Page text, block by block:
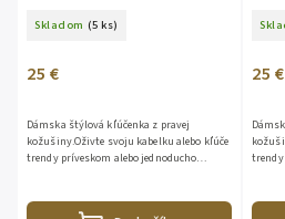
Skladom (5 ks)
25 €
Dámska štýlová kľúčenka z pravej
kožušiny.Oživte svoju kabelku alebo kľúče
trendy príveskom alebo jednoducho
25 €
trendy